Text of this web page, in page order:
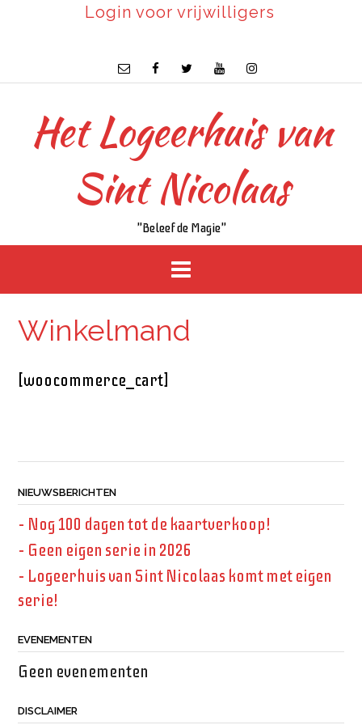
Login voor vrijwilligers
Het Logeerhuis van
Sint Nicolaas
"Beleef de Magie"
Winkelmand
[woocommerce_cart]
NIEUWSBERICHTEN
– Nog 100 dagen tot de kaartverkoop!
– Geen eigen serie in 2026
– Logeerhuis van Sint Nicolaas komt met eigen
serie!
EVENEMENTEN
Geen evenementen
DISCLAIMER